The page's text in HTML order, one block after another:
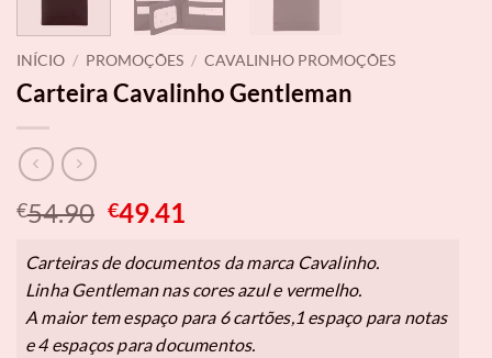
INÍCIO / PROMOÇÕES / CAVALINHO PROMOÇÕES
Carteira Cavalinho Gentleman
€54.90 O
original
era:
€54.90.
€49.41
atual
é:
€49.41.
Carteiras de documentos da marca Cavalinho.
Linha Gentleman nas cores azul e vermelho.
A maior tem espaço para 6 cartões,1 espaço para notas
e 4 espaços para documentos.